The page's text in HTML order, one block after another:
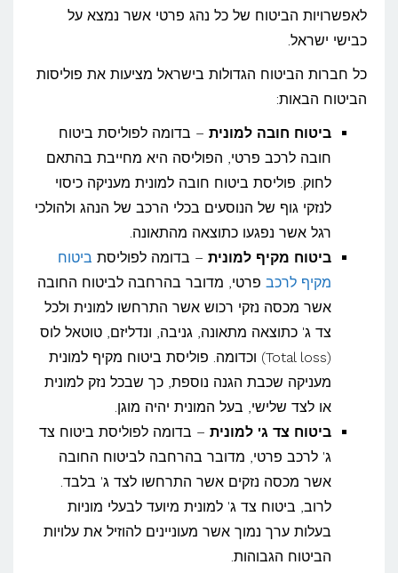
לאפשרויות הביטוח של כל נהג פרטי אשר נמצא על
כבישי ישראל.
כל חברות הביטוח הגדולות בישראל מציעות את פוליסות
הביטוח הבאות:
ביטוח חובה למונית – בדומה לפוליסת ביטוח
חובה לרכב פרטי, הפוליסה היא מחייבת בהתאם
לחוק. פוליסת ביטוח חובה למונית מעניקה כיסוי
לנזקי גוף של הנוסעים בכלי הרכב של הנהג ולהולכי
רגל אשר נפגעו כתוצאה מהתאונה.
ביטוח מקיף למונית – בדומה לפוליסת ביטוח
מקיף לרכב פרטי, מדובר בהרחבה לביטוח החובה
אשר מכסה נזקי רכוש אשר התרחשו למונית ולכל
צד ג' כתוצאה מתאונה, גניבה, ונדליזם, טוטאל לוס
(Total loss) וכדומה. פוליסת ביטוח מקיף למונית
מעניקה שכבת הגנה נוספת, כך שבכל נזק למונית
או לצד שלישי, בעל המונית יהיה מוגן.
ביטוח צד ג' למונית – בדומה לפוליסת ביטוח צד
ג' לרכב פרטי, מדובר בהרחבה לביטוח החובה
אשר מכסה נזקים אשר התרחשו לצד ג' בלבד.
לרוב, ביטוח צד ג' למונית מיועד לבעלי מוניות
בעלות ערך נמוך אשר מעוניינים להוזיל את עלויות
הביטוח הגבוהות.